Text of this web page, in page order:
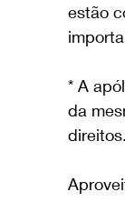
estão
* A
da